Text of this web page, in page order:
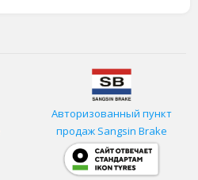
Авторизованный пункт
продаж Sangsin Brake